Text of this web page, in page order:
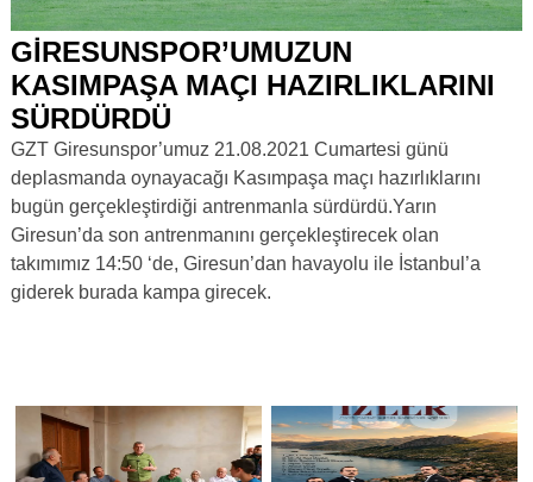
GİRESUNSPOR’UMUZUN
KASIMPAŞA MAÇI HAZIRLIKLARINI
SÜRDÜRDÜ
GZT Giresunspor’umuz 21.08.2021 Cumartesi günü
deplasmanda oynayacağı Kasımpaşa maçı hazırlıklarını
bugün gerçekleştirdiği antrenmanla sürdürdü.Yarın
Giresun’da son antrenmanını gerçekleştirecek olan
takımımız 14:50 ‘de, Giresun’dan havayolu ile İstanbul’a
giderek burada kampa girecek.